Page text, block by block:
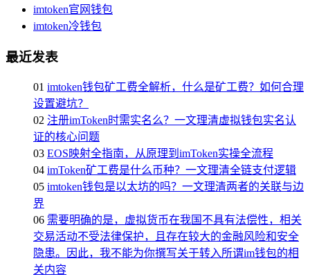
imtoken官网钱包
imtoken冷钱包
最近发表
01 imtoken钱包矿工费全解析，什么是矿工费？如何合理
设置避坑？
02 注册imToken时需实名么？一文理清虚拟钱包实名认
证的核心问题
03 EOS映射全指南，从原理到imToken实操全流程
04 imToken矿工费是什么币种？一文理清全链支付逻辑
05 imtoken钱包是以太坊的吗？一文理清两者的关联与边
界
06 需要明确的是，虚拟货币在我国不具有法偿性，相关
交易活动不受法律保护，且存在较大的金融风险和安全
隐患。因此，我不能为你撰写关于转入所谓im钱包的相
关内容